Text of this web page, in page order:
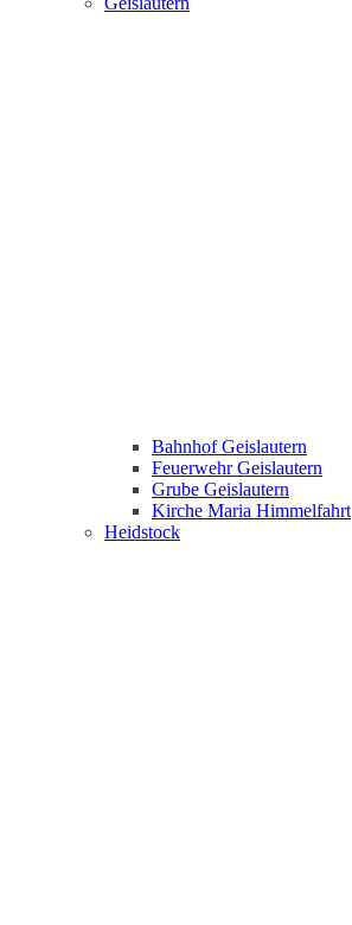
Bahnhof Geislautern
Feuerwehr Geislautern
Grube Geislautern
Kirche Maria Himmelfahrt
Heidstock